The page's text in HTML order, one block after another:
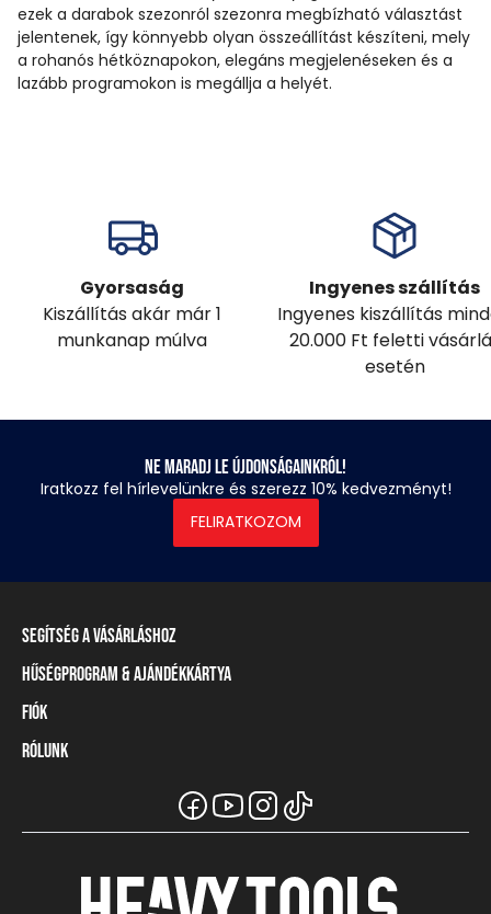
ezek a darabok szezonról szezonra megbízható választást
jelentenek, így könnyebb olyan összeállítást készíteni, mely
a rohanós hétköznapokon, elegáns megjelenéseken és a
lazább programokon is megállja a helyét.
Gyorsaság
Kiszállítás akár már 1
munkanap múlva
Ingyenes szállítás
Ingyenes kiszállítás
20.000 Ft feletti
esetén
Ne maradj le újdonságainkról!
Iratkozz fel hírlevelünkre és szerezz 10% kedvezményt!
FELIRATKOZOM
Segítség a vásárláshoz
Szállítási információ
Fizetési módok
Mérettáblázat
Üzleteink és viszonteladók
Gyakori kérdések (GYIK)
Hűségprogram & Ajándékkártya
Törzsvásárlói program
Ajándékkártya
Fiók
Belépés / Regisztráció
Rólunk
A Heavy Tools márka
Viszonteladói információ
Széchenyi Terv Plusz